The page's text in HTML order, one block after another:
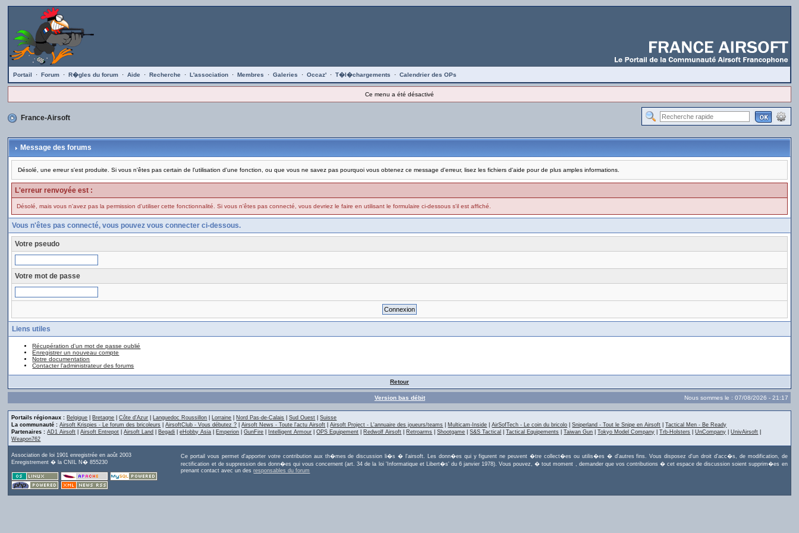
Portail · Forum · R�gles du forum · Aide · Recherche · L'association · Membres · Galeries · Occaz' · T�l�chargements · Calendrier des OPs
Ce menu a été désactivé
France-Airsoft
Message des forums
Désolé, une erreur s'est produite. Si vous n'êtes pas certain de l'utilisation d'une fonction, ou que vous ne savez pas pourquoi vous obtenez ce message d'erreur, lisez les fichiers d'aide pour de plus amples informations.
L'erreur renvoyée est :
Désolé, mais vous n'avez pas la permission d'utiliser cette fonctionnalité. Si vous n'êtes pas connecté, vous devriez le faire en utilisant le formulaire ci-dessous s'il est affiché.
Vous n'êtes pas connecté, vous pouvez vous connecter ci-dessous.
Votre pseudo
Votre mot de passe
Liens utiles
Récupération d'un mot de passe oublié
Enregistrer un nouveau compte
Notre documentation
Contacter l'administrateur des forums
Retour
Version bas débit Nous sommes le : 07/08/2026 - 21:17
Portails régionaux : Belgique Bretagne |Côte d'Azur Languedoc Roussillon Lorraine Nord Pas-de-Calais |Sud Ouest |Suisse
La communauté : Airsoft Krispies - Le forum des bricoleurs |AirsoftClub - Vous débutez ? |Airsoft News - Toute l'actu Airsoft |Airsoft Project - L'annuaire des joueurs/teams Multicam-Inside |AirSofTech - Le coin du bricolo |Sniperland - Tout le Snipe en Airsoft |Tactical Men - Be Ready
Partenaires : AD1 Airsoft |Airsoft Entrepot |Airsoft Land Begadi |eHobby Asia Emperion |GunFire Intelligent Armour |OPS Equipement Redwolf Airsoft Retroarms |Shootgame |S&S Tactical |Tactical Equipements |Taiwan Gun |Tokyo Model Company |Trb-Holsters |UnCompany |UnivAirsoft
Weapon762
Association de loi 1901 enregistrée en août 2003
Enregistrement � la CNIL N� 855230
Ce portail vous permet d'apporter votre contribution aux th�mes de discussion li�s � l'airsoft. Les donn�es qui y figurent ne peuvent �tre collect�es ou utilis�es � d'autres fins. Vous disposez d'un droit d'acc�s, de modification, de
rectification et de suppression des donn�es qui vous concernent (art. 34 de la loi 'Informatique et Libert�s' du 6 janvier 1978). Vous pouvez, � tout moment , demander que vos contributions � cet espace de discussion soient supprim�es en
prenant contact avec un desresponsables du forum